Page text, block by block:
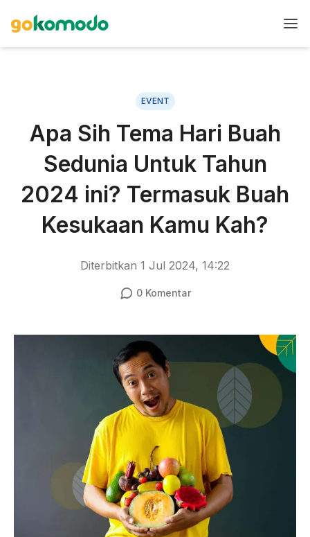
EVENT
Apa Sih Tema Hari Buah
Sedunia Untuk Tahun
2024 ini? Termasuk Buah
Kesukaan Kamu Kah?
Diterbitkan 1 Jul 2024, 14:22
0Komentar